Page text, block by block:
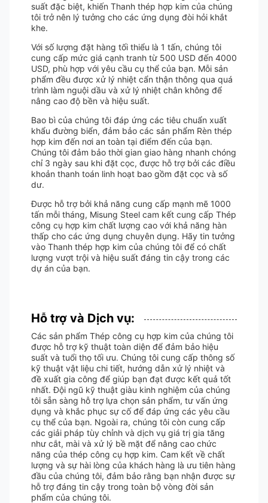
suất đặc biệt, khiến Thanh thép hợp kim của chúng
tôi trở nên lý tưởng cho các ứng dụng đòi hỏi khắt
khe.
Với số lượng đặt hàng tối thiểu là 1 tấn, chúng tôi
cung cấp mức giá cạnh tranh từ 500 USD đến 4000
USD, phù hợp với yêu cầu cụ thể của bạn. Mỗi sản
phẩm đều được xử lý nhiệt cẩn thận thông qua quá
trình làm nguội dầu và xử lý nhiệt chân không để
nâng cao độ bền và hiệu suất.
Bao bì của chúng tôi đáp ứng các tiêu chuẩn xuất
khẩu đường biển, đảm bảo các sản phẩm Rèn thép
hợp kim đến nơi an toàn tại điểm đến của bạn.
Chúng tôi đảm bảo thời gian giao hàng nhanh chóng
chỉ 3 ngày sau khi đặt cọc, được hỗ trợ bởi các điều
khoản thanh toán linh hoạt bao gồm đặt cọc và số
dư.
Được hỗ trợ bởi khả năng cung cấp mạnh mẽ 1000
tấn mỗi tháng, Misung Steel cam kết cung cấp Thép
công cụ hợp kim chất lượng cao với khả năng hàn
thấp cho các ứng dụng chuyên dụng. Hãy tin tưởng
vào Thanh thép hợp kim của chúng tôi để có chất
lượng vượt trội và hiệu suất đáng tin cậy trong các
dự án của bạn.
Hỗ trợ và Dịch vụ:
Các sản phẩm Thép công cụ hợp kim của chúng tôi
được hỗ trợ kỹ thuật toàn diện để đảm bảo hiệu
suất và tuổi thọ tối ưu. Chúng tôi cung cấp thông số
kỹ thuật vật liệu chi tiết, hướng dẫn xử lý nhiệt và
đề xuất gia công để giúp bạn đạt được kết quả tốt
nhất. Đội ngũ kỹ thuật giàu kinh nghiệm của chúng
tôi sẵn sàng hỗ trợ lựa chọn sản phẩm, tư vấn ứng
dụng và khắc phục sự cố để đáp ứng các yêu cầu
cụ thể của bạn. Ngoài ra, chúng tôi còn cung cấp
các giải pháp tùy chỉnh và dịch vụ giá trị gia tăng
như cắt, mài và xử lý bề mặt để nâng cao chức
năng của thép công cụ hợp kim. Cam kết về chất
lượng và sự hài lòng của khách hàng là ưu tiên hàng
đầu của chúng tôi, đảm bảo rằng bạn nhận được sự
hỗ trợ đáng tin cậy trong toàn bộ vòng đời sản
phẩm của chúng tôi.